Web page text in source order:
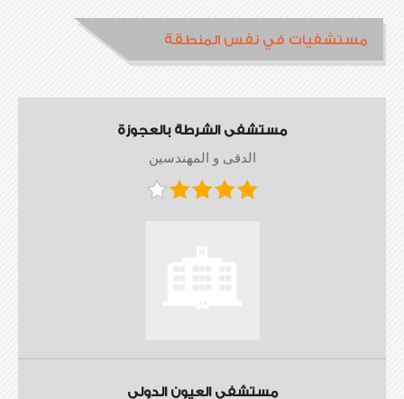
مستشفيات في نفس المنطقة
مستشفى الشرطة بالعجوزة
الدقى و المهندسين
مستشفى العيون الدولي